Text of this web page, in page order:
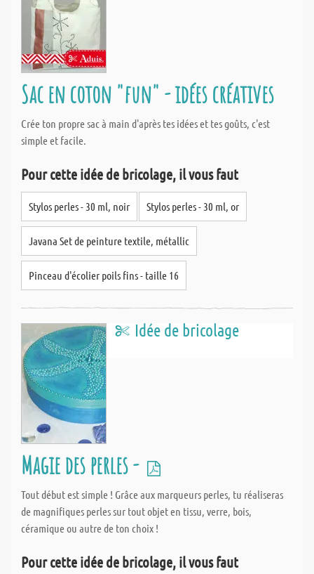
Sac en coton "fun" - idées créatives
Crée ton propre sac à main d'après tes idées et tes goûts, c'est
simple et facile.
Pour cette idée de bricolage, il vous faut
Stylos perles - 30 ml, noir Stylos perles - 30 ml, or
Javana Set de peinture textile, métallic
Pinceau d'écolier poils fins - taille 16
Idée de bricolage
Magie des perles -
Tout début est simple ! Grâce aux marqueurs perles, tu réaliseras
de magnifiques perles sur tout objet en tissu, verre, bois,
céramique ou autre de ton choix !
Pour cette idée de bricolage, il vous faut